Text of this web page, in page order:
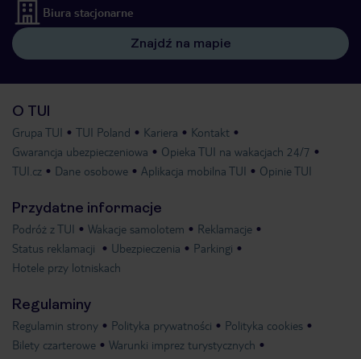
Biura stacjonarne
Znajdź na mapie
O TUI
Grupa TUI TUI Poland Kariera
Kontakt
Gwarancja ubezpieczeniowa
Opieka TUI na wakacjach 24/7
TUI.cz
Dane osobowe Aplikacja mobilna TUI Opinie TUI
Przydatne informacje
Podróż z TUI Wakacje samolotem
Reklamacje
Status reklamacji
Ubezpieczenia
Parkingi
Hotele przy lotniskach
Regulaminy
Regulamin strony Polityka prywatności
Polityka cookies
Bilety czarterowe
Warunki imprez turystycznych